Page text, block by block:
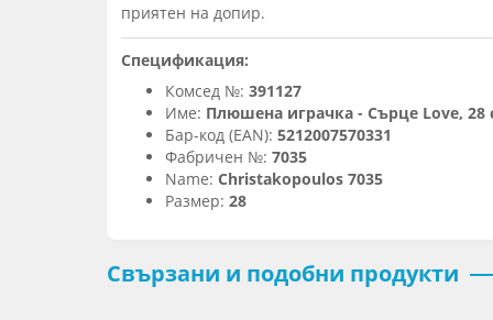
приятен на допир.
Спецификация:
Комсед №: 391127
Име: Плюшена играчка - Сърце Love, 28
Бар-код (EAN): 5212007570331
Фабричен №: 7035
Name: Christakopoulos 7035
Размер: 28
Свързани и подобни продукти